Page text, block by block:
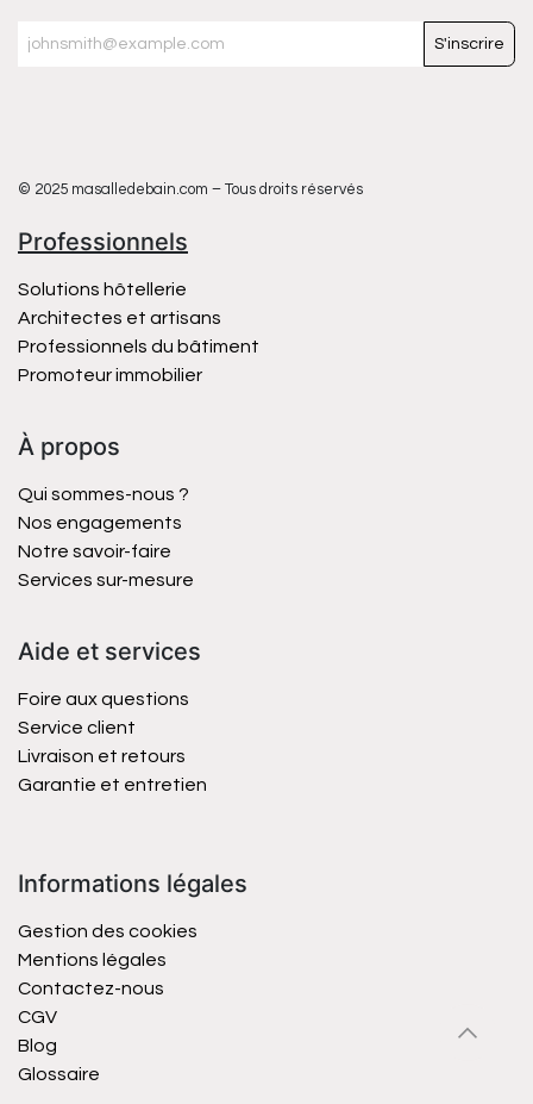
S'inscrire
© 2025 masalledebain.com – Tous droits réservés
Professionnels
Solutions hôtellerie
Architectes et artisans
Professionnels du bâtiment
Promoteur immobilier
À propos
Qui sommes-nous ?
Nos engagements
Notre savoir-faire
Services sur-mesure
Aide et services
Foire aux questions
Service client
Livraison et retours
Garantie et entretien
Informations légales
Gestion des cookies
Mentions légales
Contactez-nous
CGV
Blog
Glossaire